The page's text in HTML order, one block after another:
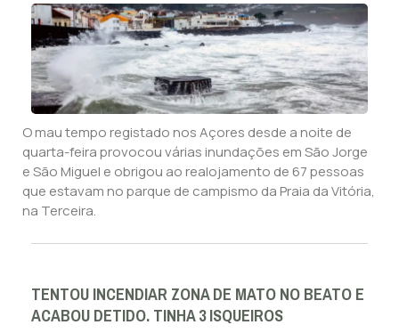
O mau tempo registado nos Açores desde a noite de
quarta-feira provocou várias inundações em São Jorge
e São Miguel e obrigou ao realojamento de 67 pessoas
que estavam no parque de campismo da Praia da Vitória,
na Terceira.
TENTOU INCENDIAR ZONA DE MATO NO BEATO E
ACABOU DETIDO. TINHA 3 ISQUEIROS